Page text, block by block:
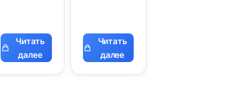
Читать
далее
Читать
далее